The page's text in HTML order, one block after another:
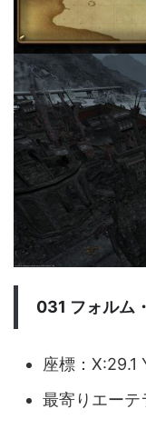
031 フォルム
座標：X:29.1
最寄りエーテ